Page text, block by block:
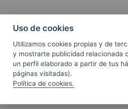
la evolución del precio de
(2026). Disculpe las
Uso de cookies
Utilizamos cookies propias y de
y mostrarte publicidad relacionada
un perfil elaborado a partir de tus
páginas visitadas).
Política de cookies.